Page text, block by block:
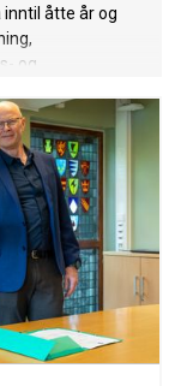
åtte år og
og